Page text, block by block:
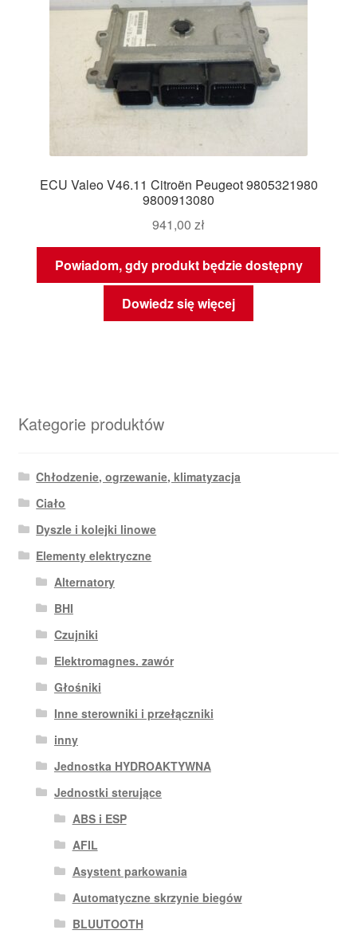
ECU Valeo V46.11 Citroën Peugeot 9805321980
9800913080
941,00 zł
Powiadom, gdy produkt będzie dostępny
Dowiedz się więcej
Kategorie produktów
Chłodzenie, ogrzewanie, klimatyzacja
Ciało
Dyszle i kolejki linowe
Elementy elektryczne
Alternatory
BHI
Czujniki
Elektromagnes. zawór
Głośniki
Inne sterowniki i przełączniki
inny
Jednostka HYDROAKTYWNA
Jednostki sterujące
ABS i ESP
AFIL
Asystent parkowania
Automatyczne skrzynie biegów
BLUUTOOTH